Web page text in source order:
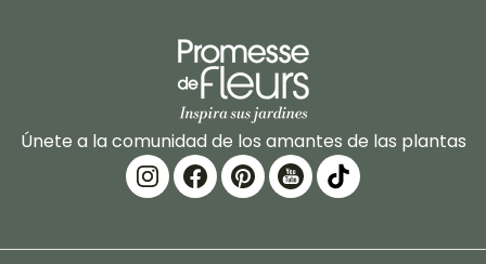
Únete a la comunidad de los amantes de las plantas